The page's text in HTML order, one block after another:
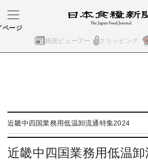
紙面ビューアー クリッピング
ページ
近畿中四国業務用低温卸流通特集2024
近畿中四国業務用低温卸